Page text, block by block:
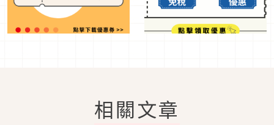
相關文章